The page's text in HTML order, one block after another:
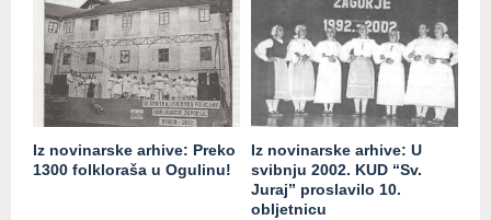
Iz novinarske arhive: Preko
1300 folkloraša u Ogulinu!
Iz novinarske arhive: U
svibnju 2002. KUD “Sv.
Juraj” proslavilo 10.
obljetnicu